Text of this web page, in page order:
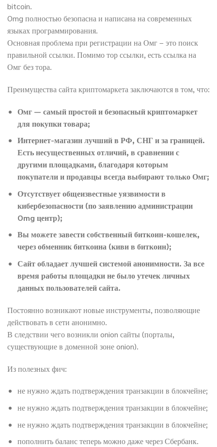
bitcoin.
Omg полностью безопасна и написана на современных
языках программирования.
Основная проблема при регистрации на Омг – это поиск
правильной ссылки. Помимо тор ссылки, есть ссылка на
Омг без тора.
Преимущества сайта криптомаркета заключаются в том, что:
Омг — самый простой и безопасный криптомаркет
для покупки товара;
Интернет-магазин лучший в РФ, СНГ и за границей.
Есть несущественных отличий, в сравнении с
другими площадками, благодаря которым
покупатели и продавцы всегда выбирают только Омг;
Отсутствует общеизвестные уязвимости в
кибербезопасности (по заявлению администрации
Omg центр);
Вы можете завести собственный биткоин-кошелек,
через обменник биткоина (киви в биткоин);
Сайт обладает лучшей системой анонимности. За все
время работы площадки не было утечек личных
данных пользователей сайта.
Постоянно возникают новые инструменты, позволяющие
действовать в сети анонимно.
В следствии чего возникли onion сайты (порталы,
существующие в доменной зоне onion).
Из полезных фич:
не нужно ждать подтверждения транзакции в блокчейне;
не нужно ждать подтверждения транзакции в блокчейне;
не нужно ждать подтверждения транзакции в блокчейне;
пополнить баланс теперь можно даже через Сбербанк.